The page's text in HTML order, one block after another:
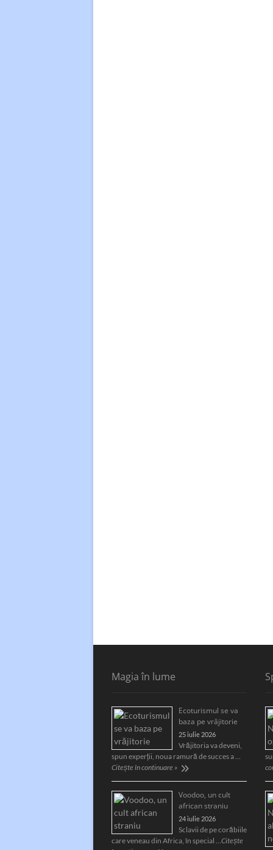
Magia în lume
Ecoturismul se va
baza pe vrăjitorie
25 iulie 2026
Vrăjitoria va deveni,
spun experții, noua ramură de succes a …
Citește în continuare »
Voodoo, un cult
african straniu
24 iulie 2026
Sclavii de pe corăbiile
care veneau din Africa, în special … Citește